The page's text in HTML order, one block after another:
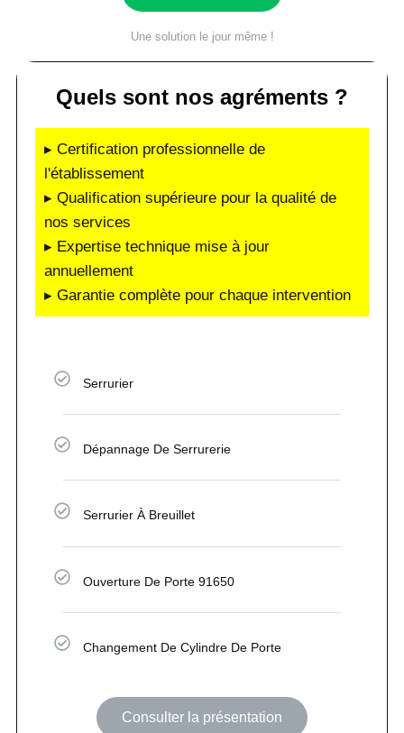
Une solution le jour même !
Quels sont nos agréments ?
▸ Certification professionnelle de
l'établissement
▸ Qualification supérieure pour la qualité de
nos services
▸ Expertise technique mise à jour
annuellement
▸ Garantie complète pour chaque intervention
Serrurier
Dépannage De Serrurerie
Serrurier À Breuillet
Ouverture De Porte 91650
Changement De Cylindre De Porte
Consulter la présentation